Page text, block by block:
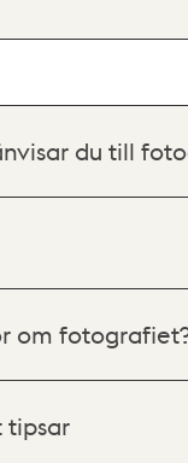
du till
om
tipsar